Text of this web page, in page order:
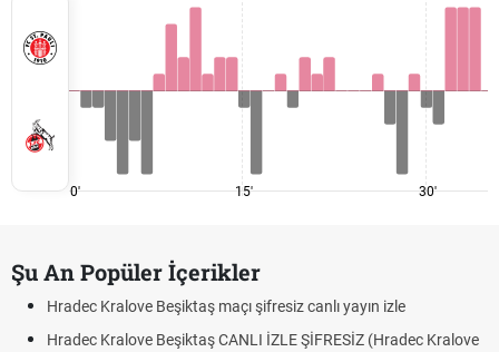
0' 15' 30'
Şu An Popüler İçerikler
Hradec Kralove Beşiktaş maçı şifresiz canlı yayın izle
Hradec Kralove Beşiktaş CANLI İZLE ŞİFRESİZ (Hradec Kralove